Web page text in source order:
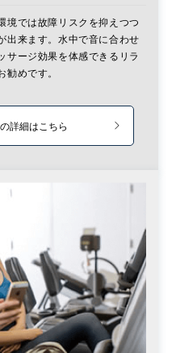
境では故障リスクを抑えつつ
出来ます。水中で音に合わせ
サージ効果を体感できるリラ
めです。
詳細はこちら